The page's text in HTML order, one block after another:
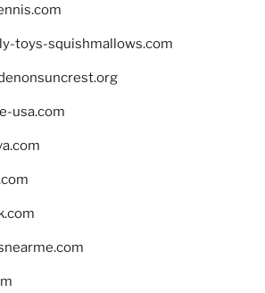
toys-squishmallows.com
usa.com